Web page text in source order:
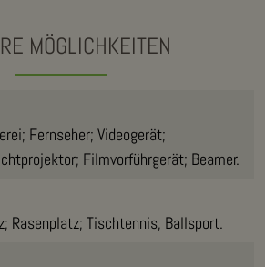
MÖGLICHKEITEN
Fernseher; Videogerät;
Filmvorführgerät; Beamer.
Rasenplatz; Tischtennis, Ballsport.